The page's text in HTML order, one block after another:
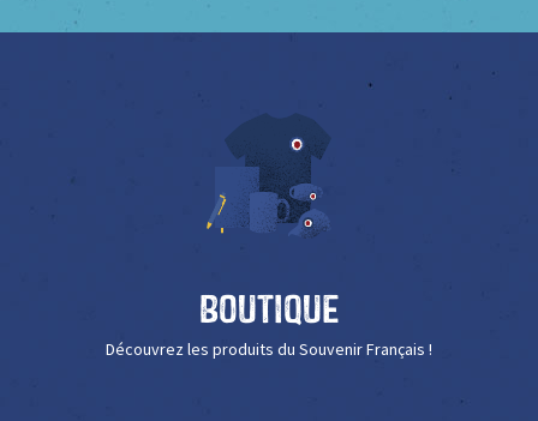
Boutique
Découvrez les produits du Souvenir Français !